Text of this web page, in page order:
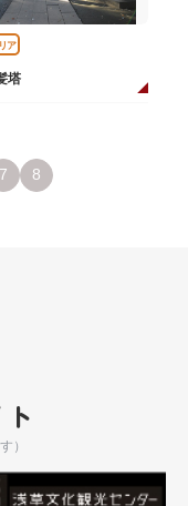
ア
塔
7 8
）